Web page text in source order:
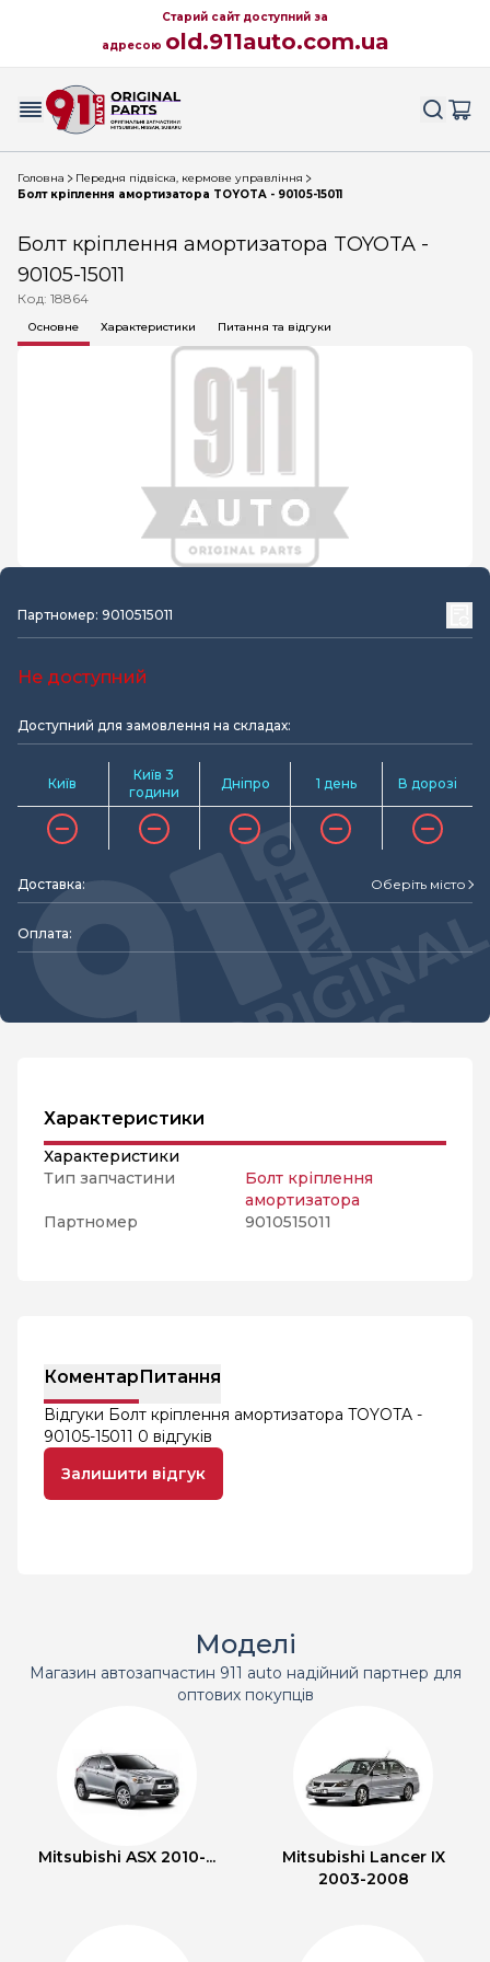
Старий сайт доступний за
адресою old.911auto.com.ua
Головна
Передня підвіска, кермове управління
Болт кріплення амортизатора TOYOTA - 90105-15011
Болт кріплення амортизатора TOYOTA -
90105-15011
Код: 18864
Основне Характеристики Питання та відгуки
Партномер: 9010515011
Не доступний
Доступний для замовлення на складах:
Київ
Київ 3
години
Дніпро 1 день В дорозі
Доставка: Оберіть місто
Оплата:
Характеристики
Характеристики
Тип запчастини
Болт кріплення
амортизатора
Партномер
9010515011
КоментарПитання
Відгуки Болт кріплення амортизатора TOYOTA -
90105-15011 0 відгуків
Залишити відгук
Моделі
Магазин автозапчастин 911 auto надійний партнер для
оптових покупців
Mitsubishi ASX 2010-...
Mitsubishi Lancer IX
2003-2008